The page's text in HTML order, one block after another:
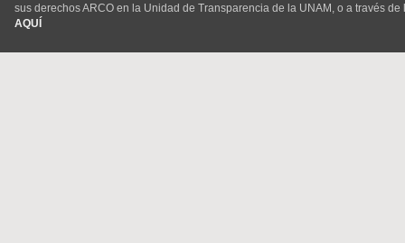
sus derechos ARCO en la Unidad de Transparencia de la UNAM, o a través
AQUÍ